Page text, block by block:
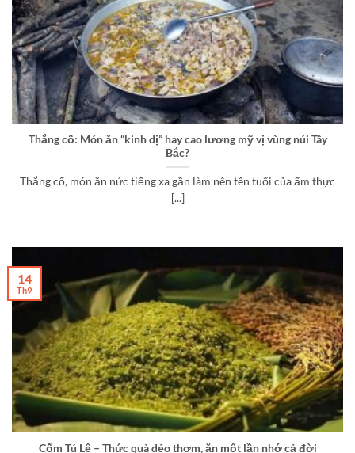
Thắng cố: Món ăn “kinh dị” hay cao lương mỹ vị vùng núi Tây
Bắc?
Thắng cố, món ăn nức tiếng xa gần làm nên tên tuổi của ẩm thực
[...]
Cốm Tú Lệ – Thức quà dẻo thơm, ăn một lần nhớ cả đời
14
Th9